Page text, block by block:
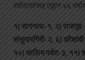
वर्षावासांसह एकूण ४६
१) सारनाथ-१, २)
संसुमारगिरी-२, ६)
१०) चालिय पर्वत-३,